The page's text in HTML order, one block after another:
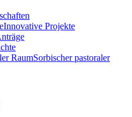
Innovative Projekte
Sorbischer pastoraler